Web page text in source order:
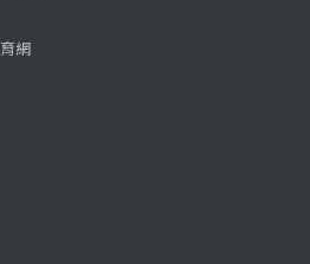
網